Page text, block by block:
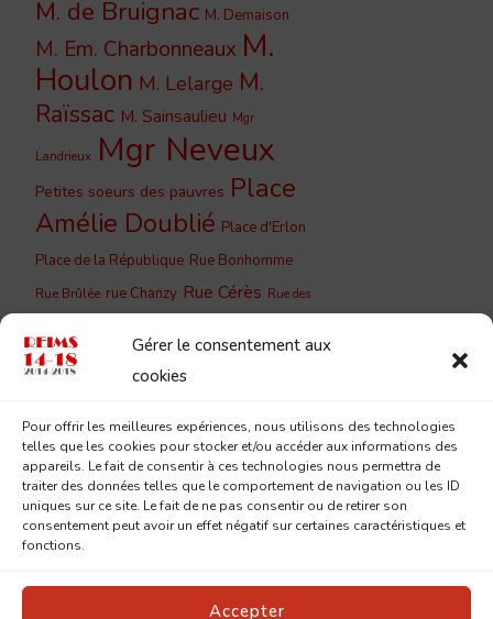
Gérer le consentement aux
cookies
Pour offrir les meilleures expériences, nous utilisons des technologies
telles que les cookies pour stocker et/ou accéder aux informations des
appareils. Le fait de consentir à ces technologies nous permettra de
traiter des données telles que le comportement de navigation ou les ID
uniques sur ce site. Le fait de ne pas consentir ou de retirer son
consentement peut avoir un effet négatif sur certaines caractéristiques et
fonctions.
Accepter
M. de Bruignac M. Demaison
M. Em. Charbonneaux M.
Houlon M. Lelarge M.
Raïssac M. Sainsaulieu Mgr
Landrieux Mgr Neveux
Petites soeurs des pauvres Place
Amélie Doublié Place d'Erlon
Place de la République Rue Bonhomme
Rue Brûlée rue Chanzy Rue Cérès Rue des
Barbâtre
Rue du Jard
Eugène Desteuque Rue Lesage Saint-
André Saint-Remi Sainte-
Geneviève